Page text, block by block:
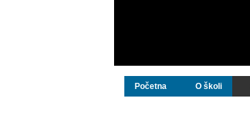
Početna O školi